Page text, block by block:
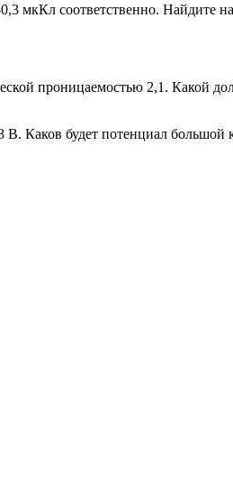
мкКл соответственно. Найдите
проницаемостью 2,1. Какой
Каков будет потенциал большой